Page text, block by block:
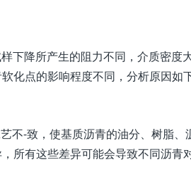
下降所产生的阻力不同，介质密度
化点的影响程度不同，分析原因如
不-致，使基质沥青的油分、树脂、
所有这些差异可能会导致不同沥青